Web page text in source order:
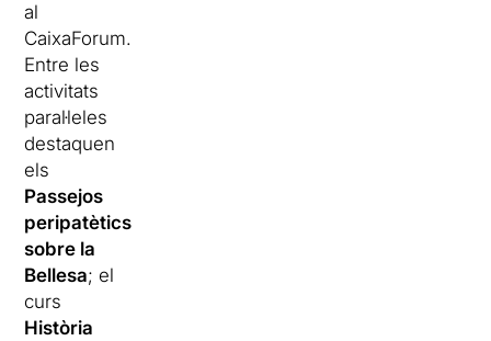
al
CaixaForum.
Entre les
activitats
paral·leles
destaquen
els
Passejos
peripatètics
sobre la
Bellesa; el
curs
Història